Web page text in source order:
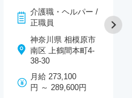
介護職・ヘルパー /
正職員
神奈川県 相模原市
南区 上鶴間本町4-
38-30
月給 273,100
円 ～ 289,600円